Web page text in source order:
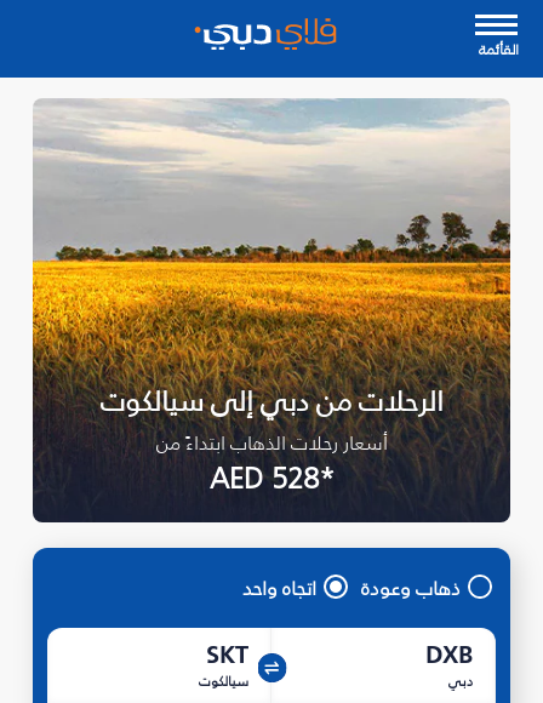
القأئمة
الرحلات من دبي إلى سيالكوت
أسعار رحلات الذهاب ابتداءً من
*AED 528
ذهاب وعودة اتجاه واحد
DXB
دبي
SKT
سيالكوت